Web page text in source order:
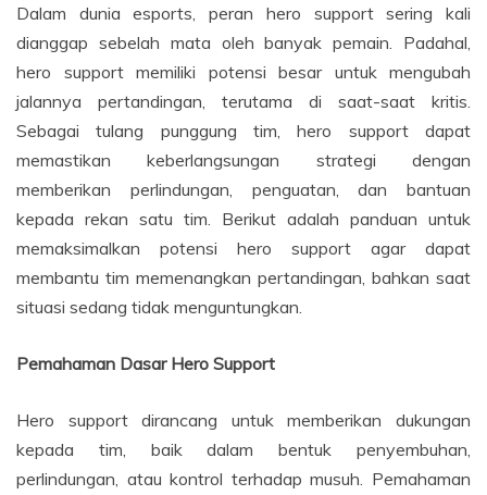
Dalam dunia esports, peran hero support sering kali
dianggap sebelah mata oleh banyak pemain. Padahal,
hero support memiliki potensi besar untuk mengubah
jalannya pertandingan, terutama di saat-saat kritis.
Sebagai tulang punggung tim, hero support dapat
memastikan keberlangsungan strategi dengan
memberikan perlindungan, penguatan, dan bantuan
kepada rekan satu tim. Berikut adalah panduan untuk
memaksimalkan potensi hero support agar dapat
membantu tim memenangkan pertandingan, bahkan saat
situasi sedang tidak menguntungkan.
Pemahaman Dasar Hero Support
Hero support dirancang untuk memberikan dukungan
kepada tim, baik dalam bentuk penyembuhan,
perlindungan, atau kontrol terhadap musuh. Pemahaman